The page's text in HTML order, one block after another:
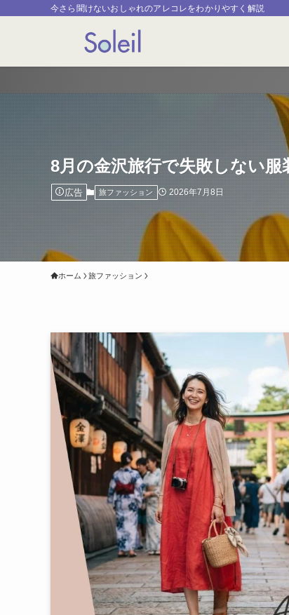
今さら聞けないおしゃれのアレコレをわかりやすく解説
8月の金沢旅行で失敗しない
広告 旅ファッション 2026年7月8日
ホーム 旅ファッション